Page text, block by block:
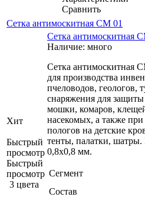
Сравнить
Сетка антимоскитная СМ 01
Хит
Быстрый
просмотр
Быстрый
просмотр
3 цвета
Сетка антимоскитная
Наличие: много
Сетка антимоскитная
для производства
пчеловодов, геологов,
снаряжения для защиты
мошки, комаров,
насекомых, а также при
пологов на детские
тенты, палатки, шатры.
0,8х0,8 мм.
Сегмент
Состав